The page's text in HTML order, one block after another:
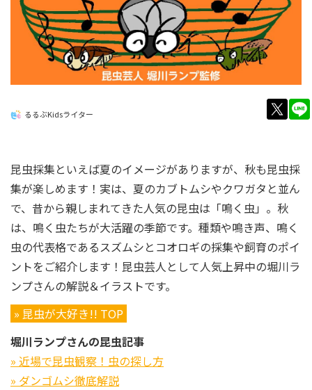
るるぶKidsライター
昆虫採集といえば夏のイメージがありますが、秋も昆虫採
集が楽しめます！実は、夏のカブトムシやクワガタと並ん
で、昔から親しまれてきた人気の昆虫は「鳴く虫」。秋
は、鳴く虫たちが大活躍の季節です。種類や鳴き声、鳴く
虫の代表格であるスズムシとコオロギの採集や飼育のポイ
ントをご紹介します！昆虫芸人として人気上昇中の堀川ラ
ンプさんの解説＆イラストです。
» 昆虫が大好き!! TOP
堀川ランプさんの昆虫記事
» 近場で昆虫観察！虫の探し方
» ダンゴムシ徹底解説